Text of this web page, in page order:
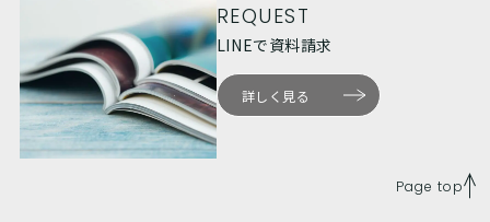
REQUEST
LINEで資料請求
詳しく見る
Page top